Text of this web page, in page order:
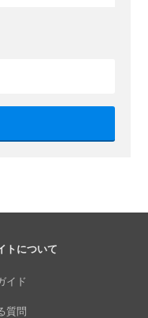
トについて
イド
質問